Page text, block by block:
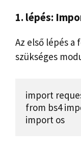
1. lépés:
Az első lépés a
szükséges
import
from bs4
import os